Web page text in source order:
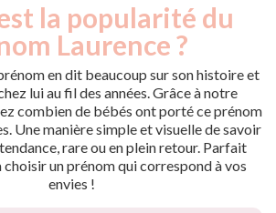
la popularité du
Laurence ?
en dit beaucoup sur son histoire et
lui au fil des années. Grâce à notre
combien de bébés ont porté ce prénom
Une manière simple et visuelle de savoir
rare ou en plein retour. Parfait
choisir un prénom qui correspond à vos
envies !